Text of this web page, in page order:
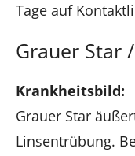
Tage auf
Grauer Star
Krankheitsbild:
Grauer Star
Linsentrübung.